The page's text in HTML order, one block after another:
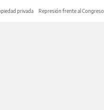
privada Represión frente al Congreso